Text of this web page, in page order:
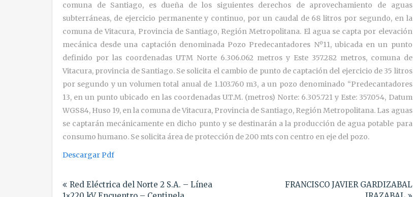
comuna de Santiago, es dueña de los siguientes derechos de aprovechamiento de aguas
subterráneas, de ejercicio permanente y continuo, por un caudal de 68 litros por segundo, en la
comuna de Vitacura, Provincia de Santiago, Región Metropolitana. El agua se capta por elevación
mecánica desde una captación denominada Pozo Predecantadores Nº11, ubicada en un punto
definido por las coordenadas UTM Norte 6.306.062 metros y Este 357.282 metros, comuna de
Vitacura, provincia de Santiago. Se solicita el cambio de punto de captación del ejercicio de 35 litros
por segundo y un volumen total anual de 1.103.760 m3, a un pozo denominado “Predecantadores
13, en un punto ubicado en las coordenadas U.T.M. (metros) Norte: 6.305.721 y Este: 357.054, Datum
WGS84, Huso 19, en la comuna de Vitacura, Provincia de Santiago, Región Metropolitana. Las aguas
se captarán mecánicamente en dicho punto y se destinarán a la producción de agua potable para
consumo humano. Se solicita área de protección de 200 mts con centro en eje del pozo.
Descargar Pdf
deRed Eléctrica del Norte 2 S.A. – Línea
FRANCISCO JAVIER GARDIZABAL